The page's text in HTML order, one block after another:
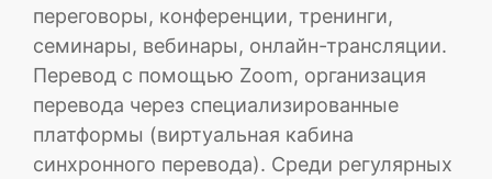
переговоры, конференции, тренинги,
семинары, вебинары, онлайн-трансляции.
Перевод с помощью Zoom, организация
перевода через специализированные
платформы (виртуальная кабина
синхронного перевода). Среди регулярных